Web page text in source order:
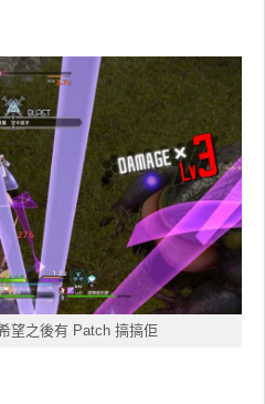
望之後有 Patch 搞搞佢